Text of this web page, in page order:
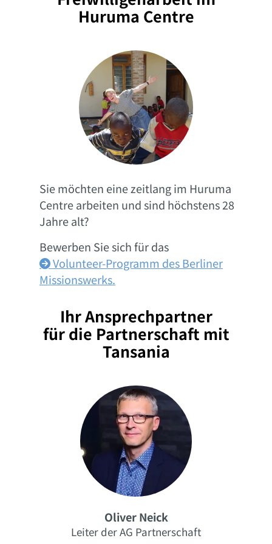
Huruma Centre
Sie möchten eine zeitlang im Huruma
Centre arbeiten und sind höchstens 28
Jahre alt?
Bewerben Sie sich für das
 Volunteer-Programm des Berliner
Missionswerks.
Ihr Ansprechpartner
für die Partnerschaft mit
Tansania
Oliver Neick
Leiter der AG Partnerschaft